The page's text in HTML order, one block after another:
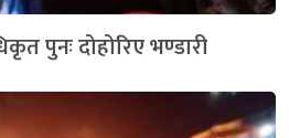
पुनः दोहोरिए भण्डारी